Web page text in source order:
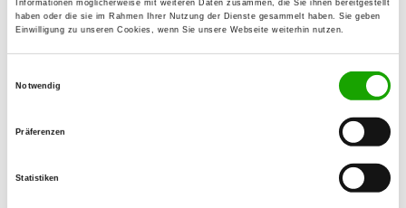
Informationen möglicherweise mit weiteren Daten zusammen, die Sie ihnen bereitgestellt
haben oder die sie im Rahmen Ihrer Nutzung der Dienste gesammelt haben. Sie geben
Einwilligung zu unseren Cookies, wenn Sie unsere Webseite weiterhin nutzen.
Notwendig
Präferenzen
Statistiken
OG - Nachterstedt
Details
Haldenstr.
Details
Blankenburger Str.